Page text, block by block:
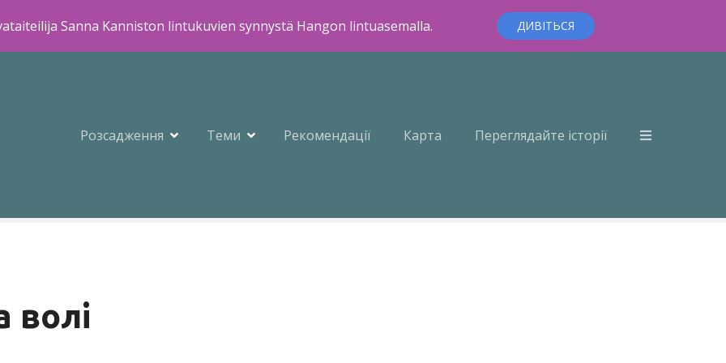
Sanna Kanniston lintukuvien synnystä Hangon lintuasemalla. ДИВІТЬСЯ
Розсадження Теми Рекомендації Карта Переглядайте історії
волі